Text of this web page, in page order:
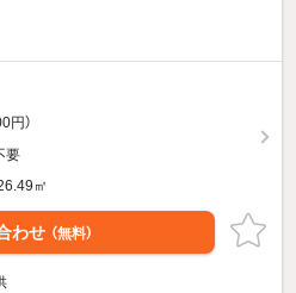
円）
要
㎡
わせ （無料）